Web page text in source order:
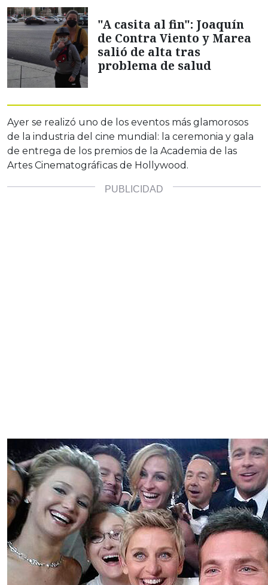
"A casita al fin": Joaquín
de Contra Viento y Marea
salió de alta tras
problema de salud
Ayer se realizó uno de los eventos más glamorosos
de la industria del cine mundial: la ceremonia y gala
de entrega de los premios de la Academia de las
Artes Cinematográficas de Hollywood.